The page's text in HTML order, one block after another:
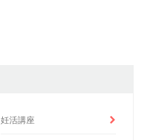
妊活講座